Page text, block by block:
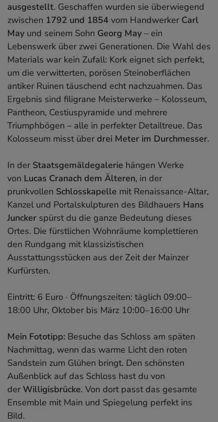
ausgestellt. Geschaffen wurden sie überwiegend
zwischen 1792 und 1854 vom Handwerker Carl
May und seinem Sohn Georg May – ein
Lebenswerk über zwei Generationen. Die Wahl des
Materials war kein Zufall: Kork eignet sich perfekt,
um die verwitterten, porösen Steinoberflächen
antiker Ruinen täuschend echt nachzuahmen. Das
Ergebnis sind filigrane Meisterwerke – Kolosseum,
Pantheon, Cestiuspyramide und mehrere
Triumphbögen – alle in perfekter Detailtreue. Das
Kolosseum misst über drei Meter im Durchmesser.
In der Staatsgemäldegalerie hängen Werke
von Lucas Cranach dem Älteren, in der
prunkvollen Schlosskapelle mit Renaissance-Altar,
Kanzel und Portalskulpturen des Bildhauers Hans
Juncker spürst du die ganze Bedeutung dieses
Ortes. Die fürstlichen Wohnräume komplettieren
den Rundgang mit klassizistischen
Ausstattungsstücken aus der Zeit der Mainzer
Kurfürsten.
Eintritt: 6 Euro · Öffnungszeiten: täglich 09:00–
18:00 Uhr, Oktober bis März 10:00–16:00 Uhr
Mein Fototipp: Besuche das Schloss am späten
Nachmittag, wenn das warme Licht den roten
Sandstein zum Glühen bringt. Den schönsten
Außenblick auf das Schloss hast du von
derWilligisbrücke. Von dort passt das gesamte
Ensemble mit Main und Spiegelung perfekt ins
Bild.